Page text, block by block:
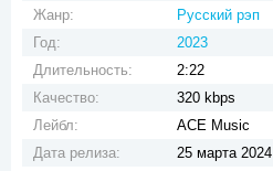
Жанр:
Русский рэп
Год:
2023
Длительность:
2:22
Качество:
320 kbps
Лейбл:
ACE Music
Дата релиза:
25 марта 2024